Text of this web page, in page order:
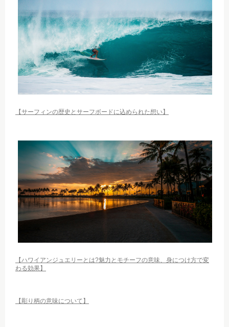
【サーフィンの歴史とサーフボードに込められた想い】
【ハワイアンジュエリーとは?魅力とモチーフの意味、身につけ方で変
わる効果】
【彫り柄の意味について】